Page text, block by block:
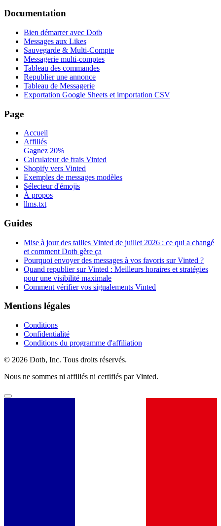
Documentation
Bien démarrer avec Dotb
Messages aux Likes
Sauvegarde & Multi-Compte
Messagerie multi-comptes
Tableau des commandes
Republier une annonce
Tableau de Messagerie
Exportation Google Sheets et importation CSV
Page
Accueil
Affiliés
Gagnez 20%
Calculateur de frais Vinted
Shopify vers Vinted
Exemples de messages modèles
Sélecteur d'émojis
À propos
llms.txt
Guides
Mise à jour des tailles Vinted de juillet 2026 : ce qui a changé
et comment Dotb gère ça
Pourquoi envoyer des messages à vos favoris sur Vinted ?
Quand republier sur Vinted : Meilleurs horaires et stratégies
pour une visibilité maximale
Comment vérifier vos signalements Vinted
Mentions légales
Conditions
Confidentialité
Conditions du programme d'affiliation
© 2026 Dotb, Inc. Tous droits réservés.
Nous ne sommes ni affiliés ni certifiés par Vinted.